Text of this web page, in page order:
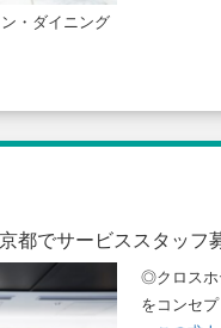
・ダイニング
都でサービススタッ
◎クロスホ
をコンセ